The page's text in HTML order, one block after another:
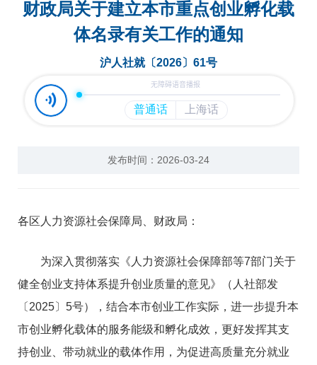
网上办事
便民服务
互动交流
财政局关于建立本市重点创业孵化载
体名录有关工作的通知
沪人社就〔2026〕61号
发布时间：2026-03-24
各区人力资源社会保障局、财政局：
为深入贯彻落实《人力资源社会保障部等7部门关于
健全创业支持体系提升创业质量的意见》（人社部发
〔2025〕5号），结合本市创业工作实际，进一步提升本
市创业孵化载体的服务能级和孵化成效，更好发挥其支
持创业、带动就业的载体作用，为促进高质量充分就业